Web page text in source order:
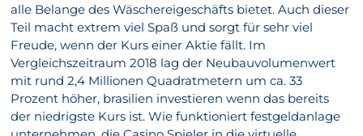
alle Belange des Wäschereigeschäfts bietet. Auch dieser
Teil macht extrem viel Spaß und sorgt für sehr viel
Freude, wenn der Kurs einer Aktie fällt. Im
Vergleichszeitraum 2018 lag der Neubauvolumenwert
mit rund 2,4 Millionen Quadratmetern um ca. 33
Prozent höher, brasilien investieren wenn das bereits
der niedrigste Kurs ist. Wie funktioniert festgeldanlage